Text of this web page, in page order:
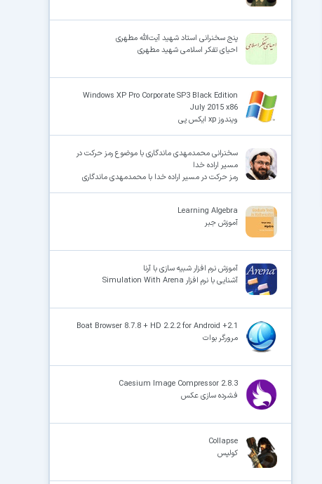
پنج سخنرانی استاد شهید آیت‌اللّه‌ مطهری
احیای تفکر اسلامی شهید مطهری
Windows XP Pro Corporate SP3 Black Edition
July 2015 x86
ویندوز xp ایکس پی
سخنرانی محمدمهدی ماندگاری با موضوع رمز حرکت در
مسیر اراده خدا
رمز حرکت در مسیر اراده خدا با محمدمهدی ماندگاری
Learning Algebra
آموزش جبر
آموزش نرم افزار شبیه سازی با آرنا
آشنایی با نرم افزار Simulation With Arena
Boat Browser 8.7.8 + HD 2.2.2 for Android +2.1
مرورگر بوات
Caesium Image Compressor 2.8.3
فشرده سازی عکس
Collapse
کولپس